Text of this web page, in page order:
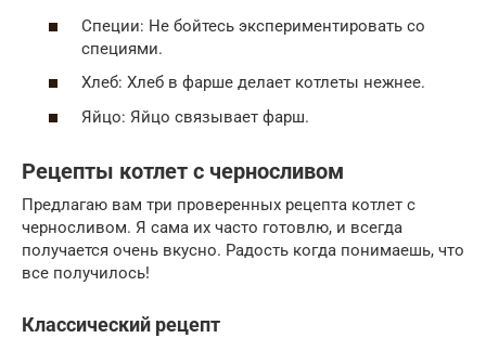
Специи: Не бойтесь экспериментировать со
специями.
Хлеб: Хлеб в фарше делает котлеты нежнее.
Яйцо: Яйцо связывает фарш.
Рецепты котлет с черносливом
Предлагаю вам три проверенных рецепта котлет с
черносливом. Я сама их часто готовлю, и всегда
получается очень вкусно. Радость когда понимаешь, что
все получилось!
Классический рецепт